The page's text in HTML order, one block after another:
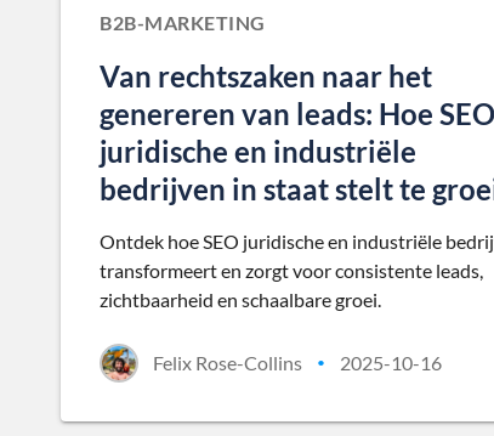
B2B-MARKETING
Van rechtszaken naar het
genereren van leads: Hoe SEO
juridische en industriële
bedrijven in staat stelt te
Ontdek hoe SEO juridische en industriële
transformeert en zorgt voor consistente leads,
zichtbaarheid en schaalbare groei.
Felix Rose-Collins • 2025-10-16